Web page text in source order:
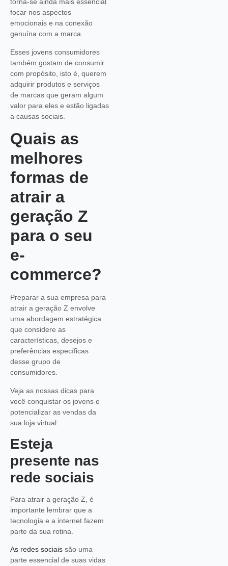
torna-se ainda mais essencial
focar nos aspectos
emocionais e na conexão
genuína com a marca.
Esses jovens consumidores
também gostam de consumir
com propósito, isto é, querem
adquirir produtos e serviços
de marcas que geram algum
valor para eles e estão ligadas
a causas sociais.
Quais as
melhores
formas de
atrair a
geração Z
para o seu
e-
commerce?
Preparar a sua empresa para
atrair a geração Z envolve
uma abordagem estratégica
que considere as
características, desejos e
preferências específicas
desse grupo de
consumidores.
Veja as nossas dicas para
você conquistar os jovens e
potencializar as vendas da
sua loja virtual:
Esteja
presente nas
rede sociais
Para atrair a geração Z, é
importante lembrar que a
tecnologia e a internet fazem
parte da sua rotina.
As redes sociais são uma
parte essencial de suas vidas